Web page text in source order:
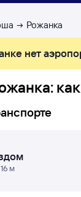
Рожанка
нет
:
м